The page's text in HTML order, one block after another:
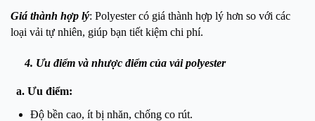
Giá thành hợp lý: Polyester có giá thành hợp lý hơn so với các
loại vải tự nhiên, giúp bạn tiết kiệm chi phí.
4. Ưu điểm và nhược điểm của vải polyester
a. Ưu điểm:
Độ bền cao, ít bị nhăn, chống co rút.